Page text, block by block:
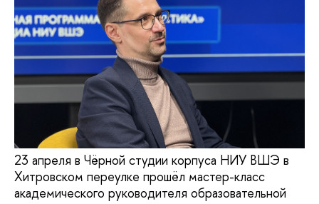
23 апреля в Чёрной студии корпуса НИУ ВШЭ в
Хитровском переулке прошёл мастер-класс
академического руководителя образовательной